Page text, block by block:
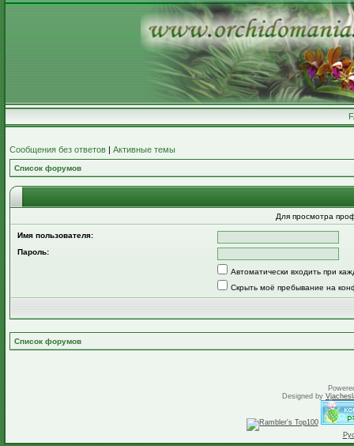
Сообщения без ответов | Активные темы
Список форумов
Для просмотра
Имя пользователя:
Пароль:
Автоматически входить при
Скрыть моё пребывание на
Список форумов
Designed by